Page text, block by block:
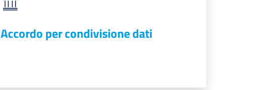
Accordo per condivisione dati